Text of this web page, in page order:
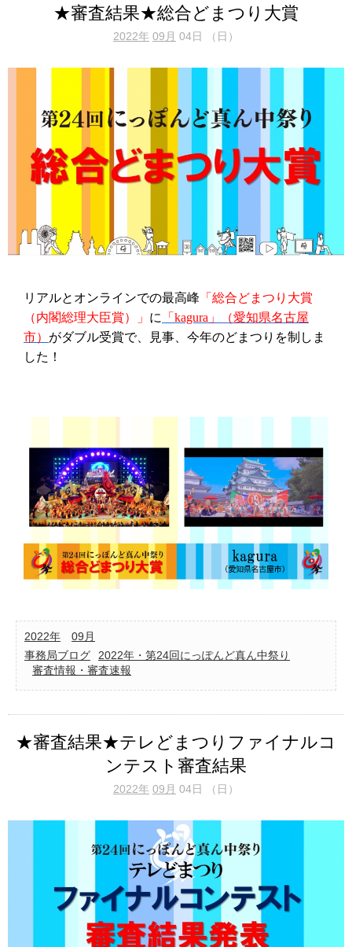
★審査結果★総合どまつり大賞
2022年 09月 04日 （日）
リアルとオンラインでの最高峰 「総合どまつり大賞
（内閣総理大臣賞）」 に 「 kagura 」（愛知県名古屋
市） がダブル受賞で、見事、今年のどまつりを制しま
した！
2022年
09月
事務局ブログ
2022年・第24回にっぽんど真ん中祭り
審査情報・審査速報
★審査結果★テレどまつりファイナルコ
ンテスト審査結果
2022年 09月 04日 （日）